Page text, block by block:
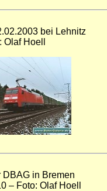
bei Lehnitz
Olaf Hoell
DBAG in Bremen
– Foto: Olaf Hoell